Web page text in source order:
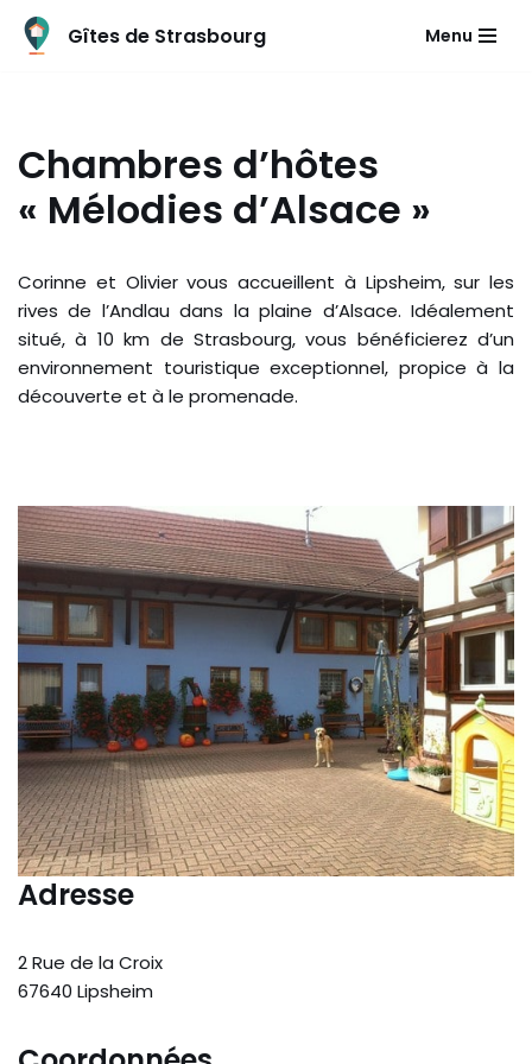
Gîtes de Strasbourg Menu
Chambres d’hôtes
« Mélodies d’Alsace »
Corinne et Olivier vous accueillent à Lipsheim, sur les
rives de l’Andlau dans la plaine d’Alsace. Idéalement
situé, à 10 km de Strasbourg, vous bénéficierez d’un
environnement touristique exceptionnel, propice à la
découverte et à le promenade.
Adresse
2 Rue de la Croix
67640 Lipsheim